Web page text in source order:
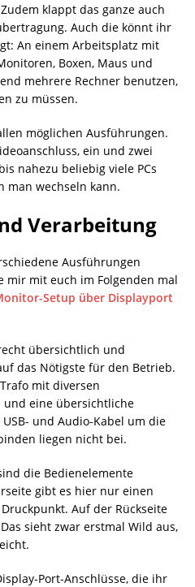
klappt das ganze auch
Auch die könnt ihr
An einem Arbeitsplatz mit
Boxen, Maus und
mehrere Rechner benutzen,
zu müssen.
möglichen Ausführungen.
ein und zwei
nahezu beliebig viele PCs
man wechseln kann.
Verarbeitung
Ausführungen
mir mit euch im Folgenden mal
Setup über Displayport
übersichtlich und
das Nötigste für den Betrieb.
mit diversen
und eine übersichtliche
und Audio-Kabel um die
liegen nicht bei.
die Bedienelemente
gibt es hier nur einen
Auf der Rückseite
sieht zwar erstmal Wild aus,
Port-Anschlüsse, die ihr